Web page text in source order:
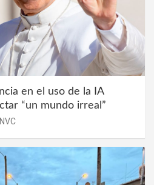
en el uso de la IA
“un mundo irreal”